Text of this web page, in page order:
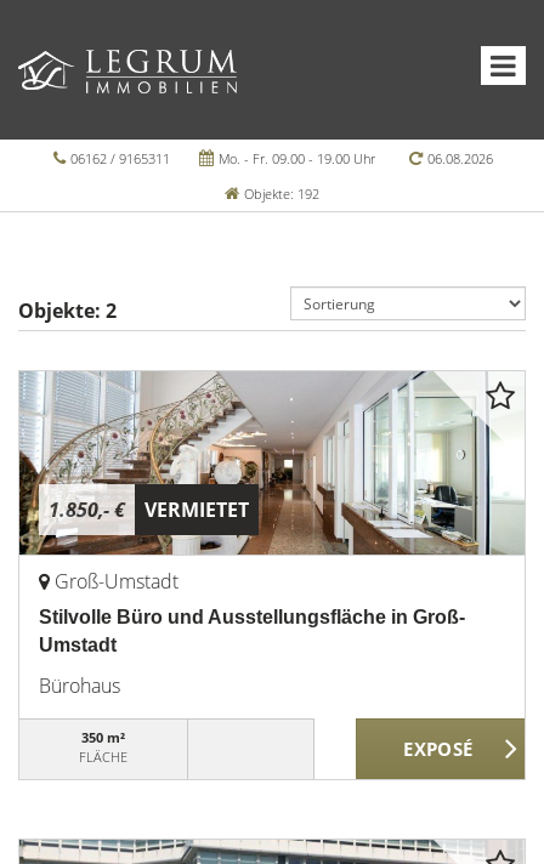
06162 / 9165311 Mo. - Fr. 09.00 - 19.00 Uhr
06.08.2026
Objekte: 192
Objekte: 2
1.850,- € VERMIETET
Groß-Umstadt
Stilvolle Büro und Ausstellungsfläche in Groß-
Umstadt
Bürohaus
350 m²
FLÄCHE